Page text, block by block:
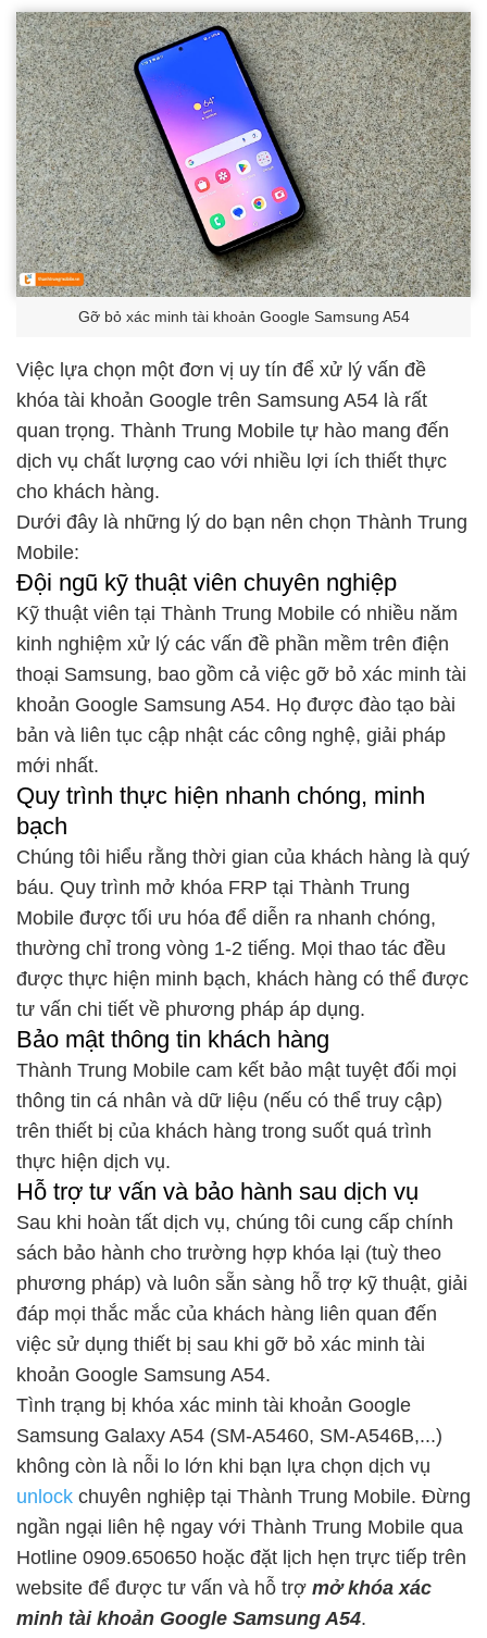
Gỡ bỏ xác minh tài khoản Google Samsung A54
Việc lựa chọn một đơn vị uy tín để xử lý vấn đề
khóa tài khoản Google trên Samsung A54 là rất
quan trọng. Thành Trung Mobile tự hào mang đến
dịch vụ chất lượng cao với nhiều lợi ích thiết thực
cho khách hàng.
Dưới đây là những lý do bạn nên chọn Thành Trung
Mobile:
Đội ngũ kỹ thuật viên chuyên nghiệp
Kỹ thuật viên tại Thành Trung Mobile có nhiều năm
kinh nghiệm xử lý các vấn đề phần mềm trên điện
thoại Samsung, bao gồm cả việc gỡ bỏ xác minh tài
khoản Google Samsung A54. Họ được đào tạo bài
bản và liên tục cập nhật các công nghệ, giải pháp
mới nhất.
Quy trình thực hiện nhanh chóng, minh
bạch
Chúng tôi hiểu rằng thời gian của khách hàng là quý
báu. Quy trình mở khóa FRP tại Thành Trung
Mobile được tối ưu hóa để diễn ra nhanh chóng,
thường chỉ trong vòng 1-2 tiếng. Mọi thao tác đều
được thực hiện minh bạch, khách hàng có thể được
tư vấn chi tiết về phương pháp áp dụng.
Bảo mật thông tin khách hàng
Thành Trung Mobile cam kết bảo mật tuyệt đối mọi
thông tin cá nhân và dữ liệu (nếu có thể truy cập)
trên thiết bị của khách hàng trong suốt quá trình
thực hiện dịch vụ.
Hỗ trợ tư vấn và bảo hành sau dịch vụ
Sau khi hoàn tất dịch vụ, chúng tôi cung cấp chính
sách bảo hành cho trường hợp khóa lại (tuỳ theo
phương pháp) và luôn sẵn sàng hỗ trợ kỹ thuật, giải
đáp mọi thắc mắc của khách hàng liên quan đến
việc sử dụng thiết bị sau khi gỡ bỏ xác minh tài
khoản Google Samsung A54.
Tình trạng bị khóa xác minh tài khoản Google
Samsung Galaxy A54 (SM-A5460, SM-A546B,...)
không còn là nỗi lo lớn khi bạn lựa chọn dịch vụ
unlock chuyên nghiệp tại Thành Trung Mobile. Đừng
ngần ngại liên hệ ngay với Thành Trung Mobile qua
Hotline 0909.650650 hoặc đặt lịch hẹn trực tiếp trên
website để được tư vấn và hỗ trợ mở khóa xác
minh tài khoản Google Samsung A54.